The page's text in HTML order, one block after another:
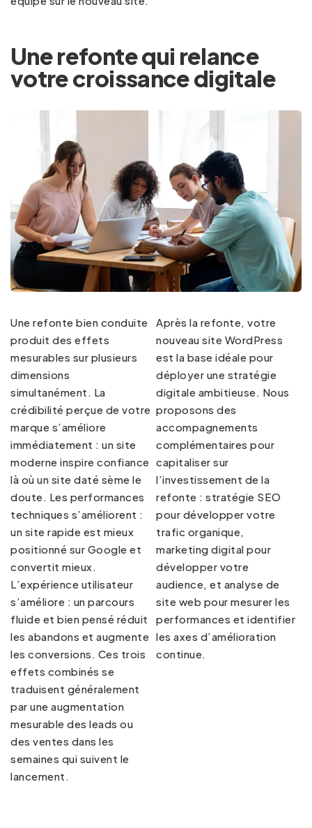
Une refonte qui relance
votre croissance digitale
Une refonte bien conduite
produit des effets
mesurables sur plusieurs
dimensions
simultanément. La
crédibilité perçue de votre
marque s’améliore
immédiatement : un site
moderne inspire confiance
là où un site daté sème le
doute. Les performances
techniques s’améliorent :
un site rapide est mieux
positionné sur Google et
convertit mieux.
L’expérience utilisateur
s’améliore : un parcours
fluide et bien pensé réduit
les abandons et augmente
les conversions. Ces trois
effets combinés se
traduisent généralement
par une augmentation
mesurable des leads ou
des ventes dans les
semaines qui suivent le
lancement.
Après la refonte, votre
nouveau site WordPress
est la base idéale pour
déployer une stratégie
digitale ambitieuse. Nous
proposons des
accompagnements
complémentaires pour
capitaliser sur
l’investissement de la
refonte : stratégie SEO
pour développer votre
trafic organique,
marketing digital pour
développer votre
audience, et analyse de
site web pour mesurer les
performances et identifier
les axes d’amélioration
continue.